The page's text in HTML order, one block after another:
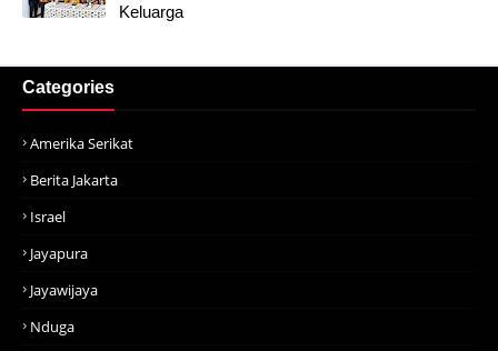
Keluarga
Categories
Amerika Serikat
Berita Jakarta
Israel
Jayapura
Jayawijaya
Nduga